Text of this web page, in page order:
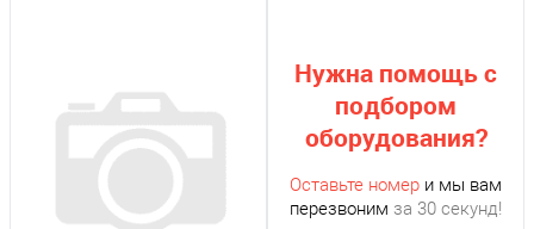
Нужна помощь с
подбором
оборудования?
Оставьте номер и мы вам
перезвоним за 30 секунд!